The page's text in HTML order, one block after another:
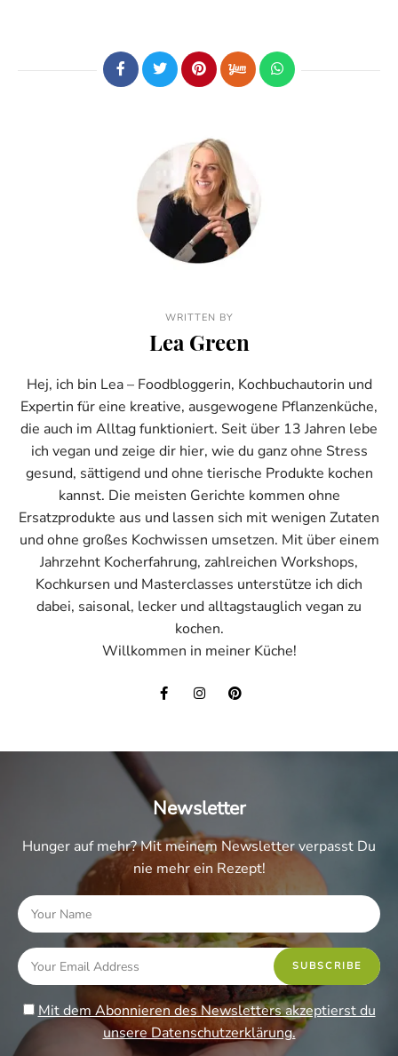
WRITTEN BY
Lea Green
Hej, ich bin Lea – Foodbloggerin, Kochbuchautorin und
Expertin für eine kreative, ausgewogene Pflanzenküche,
die auch im Alltag funktioniert. Seit über 13 Jahren lebe
ich vegan und zeige dir hier, wie du ganz ohne Stress
gesund, sättigend und ohne tierische Produkte kochen
kannst. Die meisten Gerichte kommen ohne
Ersatzprodukte aus und lassen sich mit wenigen Zutaten
und ohne großes Kochwissen umsetzen. Mit über einem
Jahrzehnt Kocherfahrung, zahlreichen Workshops,
Kochkursen und Masterclasses unterstütze ich dich
dabei, saisonal, lecker und alltagstauglich vegan zu
kochen.
Willkommen in meiner Küche!
Newsletter
Hunger auf mehr? Mit meinem Newsletter verpasst Du
nie mehr ein Rezept!
Mit dem Abonnieren des Newsletters akzeptierst du
unsere Datenschutzerklärung.